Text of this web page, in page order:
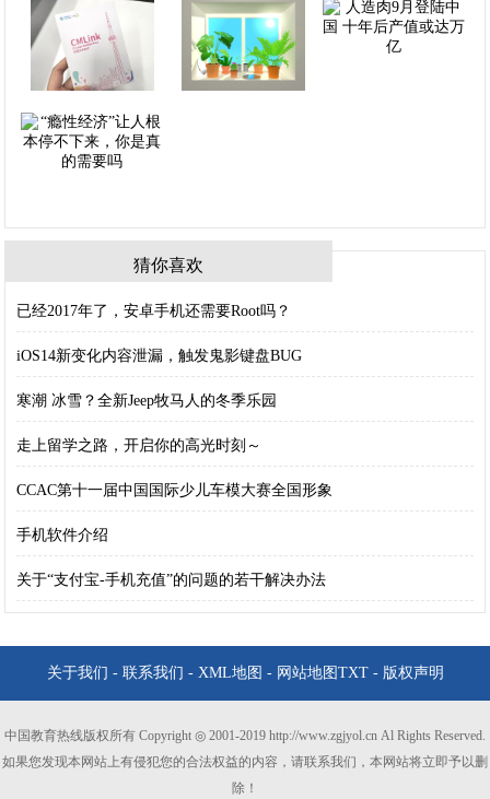
猜你喜欢
已经2017年了，安卓手机还需要Root吗？
iOS14新变化内容泄漏，触发鬼影键盘BUG
寒潮 冰雪？全新Jeep牧马人的冬季乐园
走上留学之路，开启你的高光时刻～
CCAC第十一届中国国际少儿车模大赛全国形象
手机软件介绍
关于“支付宝-手机充值”的问题的若干解决办法
关于我们 - 联系我们 - XML地图 - 网站地图 TXT- 版权声明
中国教育热线版权所有 Copyright ◎ 2001-2019 http://www.zgjyol.cn Al Rights Reserved.
如果您发现本网站上有侵犯您的合法权益的内容，请联系我们，本网站将立即予以删
除！